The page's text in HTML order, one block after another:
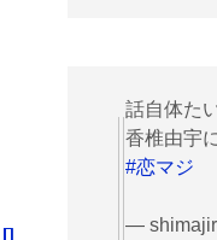
話自体た
香椎由宇
#恋マジ
—